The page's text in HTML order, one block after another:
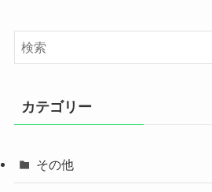
カテゴリー
その他